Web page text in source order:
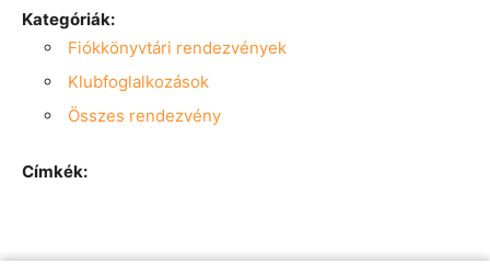
Kategóriák:
Fiókkönyvtári rendezvények
Klubfoglalkozások
Összes rendezvény
Címkék: